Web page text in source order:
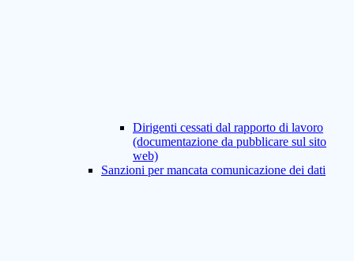
Dirigenti cessati dal rapporto di lavoro
(documentazione da pubblicare sul sito
web)
Sanzioni per mancata comunicazione dei dati